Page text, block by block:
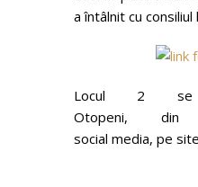
a întâlnit cu
Locul 2 se
Otopeni,
social media, pe